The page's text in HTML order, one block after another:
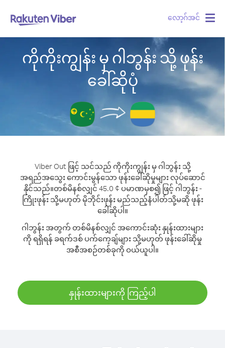
လော့ဂ်အင်
ကိုကိုးကျွန်း မှ ဂါဘွန်း သို့ ဖုန်း
ခေါ်ဆိုပုံ
Viber Out ဖြင့် သင်သည် ကိုကိုးကျွန်း မှ ဂါဘွန်း သို့
အရည်အသွေး ကောင်းမွန်သော ဖုန်းခေါ်ဆိုမှုများ လုပ်ဆောင်
နိုင်သည်။တစ်မိနစ်လျှင် 45.0 ¢ ပမာဏမှစ၍ ဖြင့် ဂါဘွန်း -
ကြိုးဖုန်း သို့မဟုတ် မိုဘိုင်းဖုန်း မည်သည့်နံပါတ်သို့မဆို ဖုန်း
ခေါ်ဆိုပါ။
ဂါဘွန်း အတွက် တစ်မိနစ်လျှင် အကောင်းဆုံး နှုန်းထားများ
ကို ရရှိရန် ခရက်ဒစ် ပက်ကေ့ချ်များ သို့မဟုတ် ဖုန်းခေါ်ဆိုမှု
အစီအစဉ်တစ်ခုကို ဝယ်ယူပါ။
နှုန်းထားများကို ကြည့်ပါ